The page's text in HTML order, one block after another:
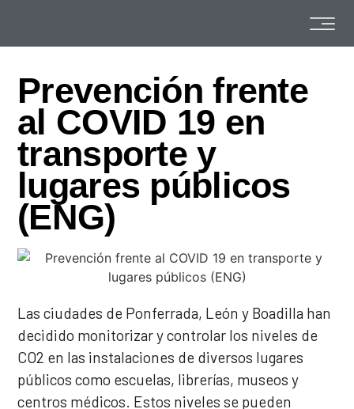
Prevención frente
al COVID 19 en
transporte y
lugares públicos
(ENG)
Las ciudades de Ponferrada, León y Boadilla han
decidido monitorizar y controlar los niveles de
CO2 en las instalaciones de diversos lugares
públicos como escuelas, librerías, museos y
centros médicos. Estos niveles se pueden